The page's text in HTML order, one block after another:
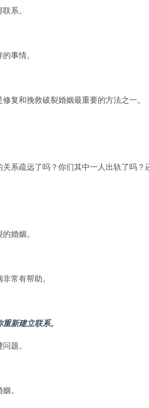
系。
事情。
复和挽救破裂婚姻最重要的方法之一。
系疏远了吗？你们其中一人出轨了吗？
婚姻。
常有帮助。
新建立联系。
题。
。